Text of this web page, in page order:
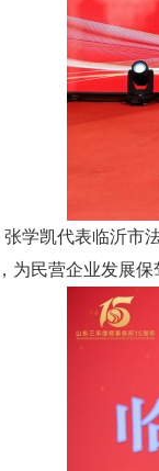
学凯代表临沂市法
为民营企业发展